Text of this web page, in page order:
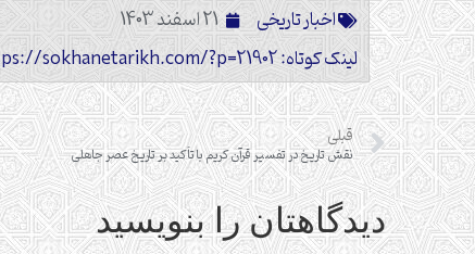
اخبار تاریخی
21 اسفند 1403
لینک کوتاه: https://sokhanetarikh.com/?p=21902
قبلی
نقش تاریخ در تفسیر قرآن کریم با تأکید بر تاریخ عصر جاهلی
دیدگاهتان را بنویسید